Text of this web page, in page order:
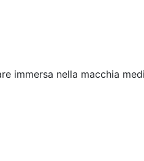
immersa nella macchia